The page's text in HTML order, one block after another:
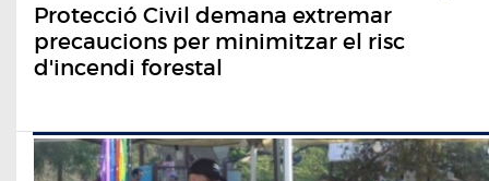
Protecció Civil demana extremar
precaucions per minimitzar el risc
d'incendi forestal